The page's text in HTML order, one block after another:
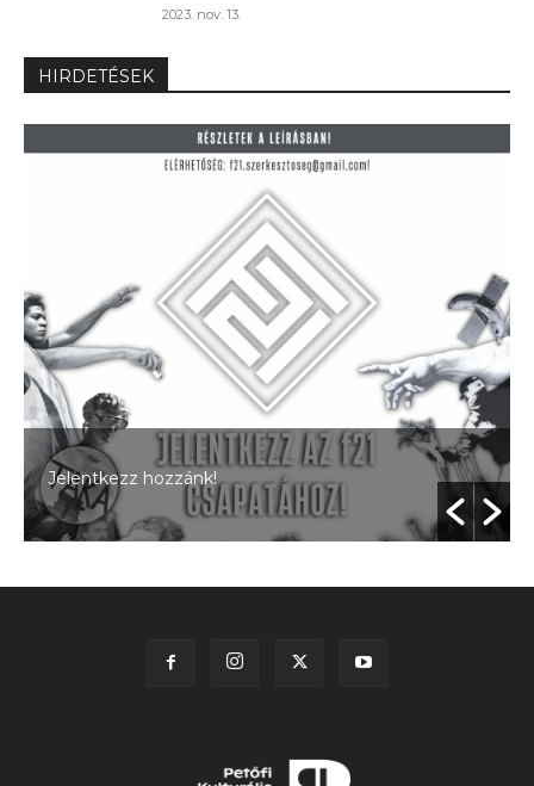
2023. nov. 13.
HIRDETÉSEK
Jelentkezz hozzánk!